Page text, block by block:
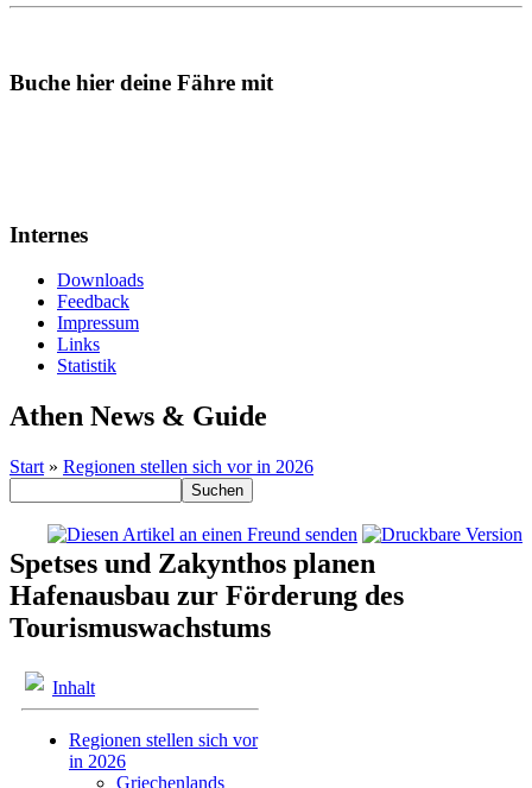
Buche hier deine Fähre mit
Internes
Downloads
Feedback
Impressum
Links
Statistik
Athen News & Guide
Start » Regionen stellen sich vor in 2026
Spetses und Zakynthos planen
Hafenausbau zur Förderung des
Tourismuswachstums
Inhalt
Regionen stellen sich vor
in 2026
Griechenlands